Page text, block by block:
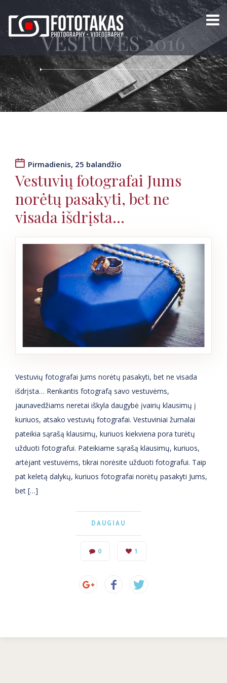
VESTUVĖS 2016
Pirmadienis, 25 balandžio
Vestuvių fotografai Jums
norėtų pasakyti, bet ne
visada išdrįsta…
Vestuvių fotografai Jums norėtų pasakyti, bet ne visada
išdrįsta… Renkantis fotografą savo vestuvėms,
jaunavedžiams neretai iškyla daugybė įvairių klausimų į
kuriuos, atsako vestuvių fotografai. Vestuviniai žurnalai
pateikia sąrašą klausimų, kuriuos kiekviena pora turėtų
užduoti fotografui. Pateikiame sąrašą klausimų, kuriuos,
artėjant vestuvėms, tikrai norėsite užduoti fotografui. Taip
pat keletą dalykų, kuriuos fotografai norėtų pasakyti Jums,
bet […]
DAUGIAU
0 1